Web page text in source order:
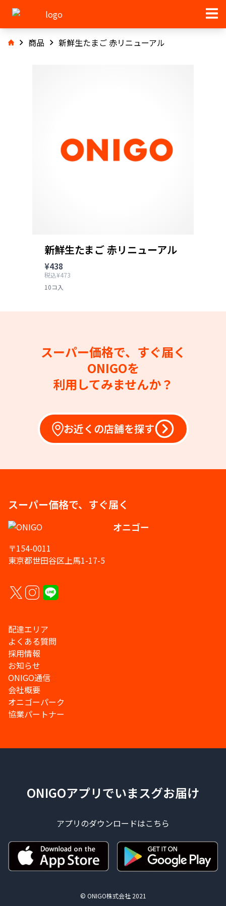
商品 新鮮生たまご 赤リニューアル
新鮮生たまご 赤リニューアル
¥438
税込¥473
10コ入
スーパー価格で、すぐ届く
ONIGOを
利用してみませんか？
お近くの店舗を探す
スーパー価格で、すぐ届く
オニゴー
〒154-0011
東京都世田谷区上馬1-17-5
配達エリア
よくある質問
採用情報
お知らせ
ONIGO通信
会社概要
オニゴーパーク
協業パートナー
ONIGOアプリでいまスグお届け
アプリのダウンロードはこちら
© ONIGO株式会社 2021